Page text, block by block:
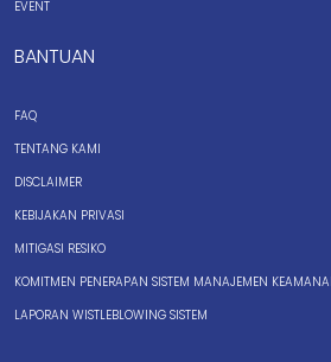
EVENT
BANTUAN
FAQ
TENTANG KAMI
DISCLAIMER
KEBIJAKAN PRIVASI
MITIGASI RESIKO
KOMITMEN PENERAPAN SISTEM MANAJEMEN
LAPORAN WISTLEBLOWING SISTEM